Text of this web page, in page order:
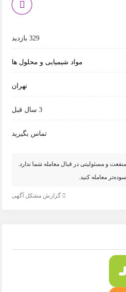
329 بازدید
مواد شیمیایی و محلول ها
تهران
3 سال قبل
تماس بگیرید
و مسئولیتی در قبال معامله شما ندارد.
معامله کنید.
گزارش مشکل آگهی